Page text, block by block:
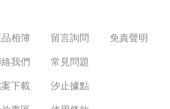
品相簿
我們
下載
留言詢問
常見問題
汐止據點
免責聲明